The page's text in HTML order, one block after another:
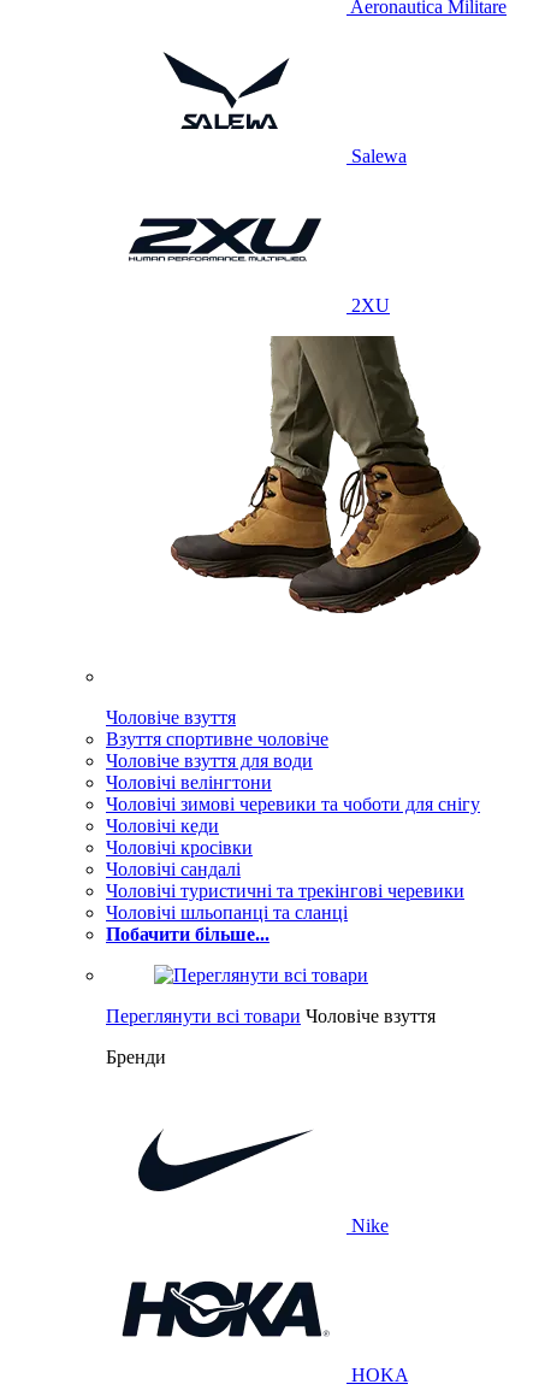
Aeronautica Militare
Salewa
2XU
Чоловіче взуття
Взуття спортивне чоловіче
Чоловіче взуття для води
Чоловічі велінгтони
Чоловічі зимові черевики та чоботи для снігу
Чоловічі кеди
Чоловічі кросівки
Чоловічі сандалі
Чоловічі туристичні та трекінгові черевики
Чоловічі шльопанці та сланці
Побачити більше...
Переглянути всі товари Чоловіче взуття
Бренди
Nike
HOKA